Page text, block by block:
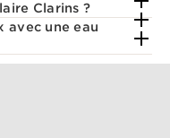
Clarins ?
avec une eau